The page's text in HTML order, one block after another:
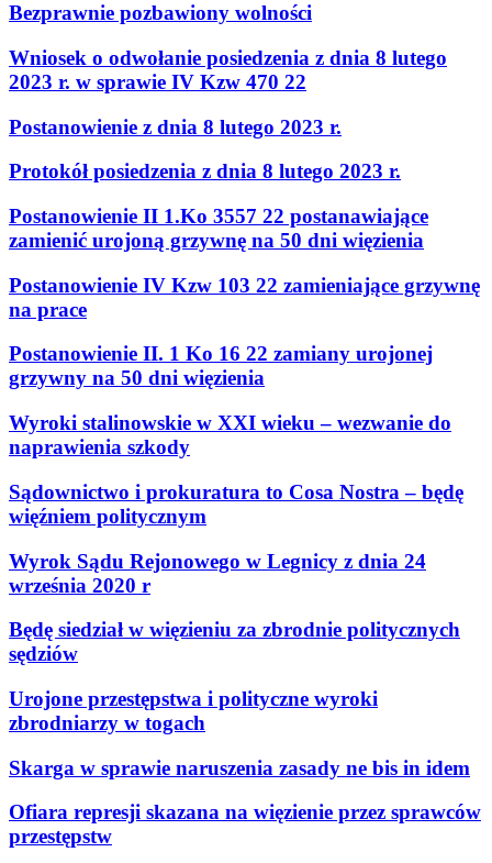
Bezprawnie pozbawiony wolności
Wniosek o odwołanie posiedzenia z dnia 8 lutego
2023 r. w sprawie IV Kzw 470 22
Postanowienie z dnia 8 lutego 2023 r.
Protokół posiedzenia z dnia 8 lutego 2023 r.
Postanowienie II 1.Ko 3557 22 postanawiające
zamienić urojoną grzywnę na 50 dni więzienia
Postanowienie IV Kzw 103 22 zamieniające grzywnę
na prace
Postanowienie II. 1 Ko 16 22 zamiany urojonej
grzywny na 50 dni więzienia
Wyroki stalinowskie w XXI wieku – wezwanie do
naprawienia szkody
Sądownictwo i prokuratura to Cosa Nostra – będę
więźniem politycznym
Wyrok Sądu Rejonowego w Legnicy z dnia 24
września 2020 r
Będę siedział w więzieniu za zbrodnie politycznych
sędziów
Urojone przestępstwa i polityczne wyroki
zbrodniarzy w togach
Skarga w sprawie naruszenia zasady ne bis in idem
Ofiara represji skazana na więzienie przez sprawców
przestępstw